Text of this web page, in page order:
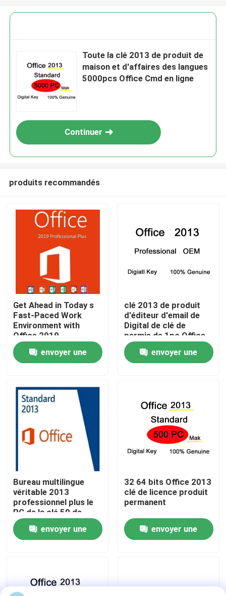
À la maison
Produits
À propos de nous
Contrôle de la qualité
Nouvelles
Demandez un devis
plus professionnel du bureau 2021
Toute la clé 2013 de produit de
maison et d'affaires des langues
5000pcs Office Cmd en ligne
Continuer
produits recommandés
Get Ahead in Today s
Fast-Paced Work
Environment with
Office 2019
Professional Plus
envoyer une
clé 2013 de produit
d'éditeur d'email de
Digital de clé de
permis de 1pc Office
2013
envoyer une
Bureau multilingue
véritable 2013
professionnel plus le
PC de la clé 50 de
produit
envoyer une
32 64 bits Office 2013
clé de licence produit
permanent
envoyer une